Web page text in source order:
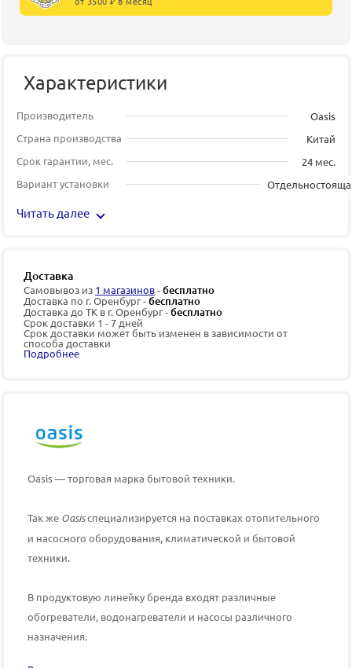
Характеристики
Производитель
Oasis
Страна производства
Китай
Срок гарантии, мес.
24 мес.
Вариант установки
Читать далее
Доставка
Самовывоз из 1 магазинов-бесплатно
Доставка по г. Оренбург -бесплатно
Доставка до ТК в г. Оренбург -бесплатно
Срок доставки 1 - 7 дней
Срок доставки может быть изменен в зависимости от
способа доставки
Подробнее
Oasis — торговая марка бытовой техники.
Так же Oasisспециализируется на поставках отопительного
и насосного оборудования, климатической и бытовой
техники.
В продуктовую линейку бренда входят различные
обогреватели, водонагреватели и насосы различного
назначения.